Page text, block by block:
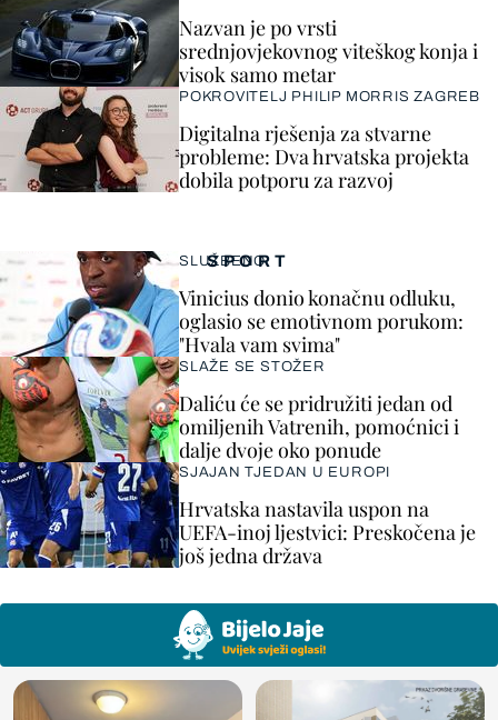
SPORT
SLUŽBENO
Vinicius donio konačnu odluku,
oglasio se emotivnom porukom:
"Hvala vam svima"
SLAŽE SE STOŽER
Daliću će se pridružiti jedan od
omiljenih Vatrenih, pomoćnici i
dalje dvoje oko ponude
SJAJAN TJEDAN U EUROPI
Hrvatska nastavila uspon na
UEFA-inoj ljestvici: Preskočena je
još jedna država
Nazvan je po vrsti
srednjovjekovnog viteškog konja i
visok samo metar
POKROVITELJ PHILIP MORRIS ZAGREB
Digitalna rješenja za stvarne
probleme: Dva hrvatska projekta
dobila potporu za razvoj